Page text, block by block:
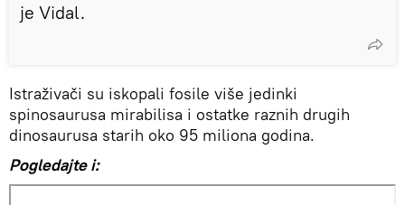
je Vidal.
Istraživači su iskopali fosile više jedinki
spinosaurusa mirabilisa i ostatke raznih drugih
dinosaurusa starih oko 95 miliona godina.
Pogledajte i: